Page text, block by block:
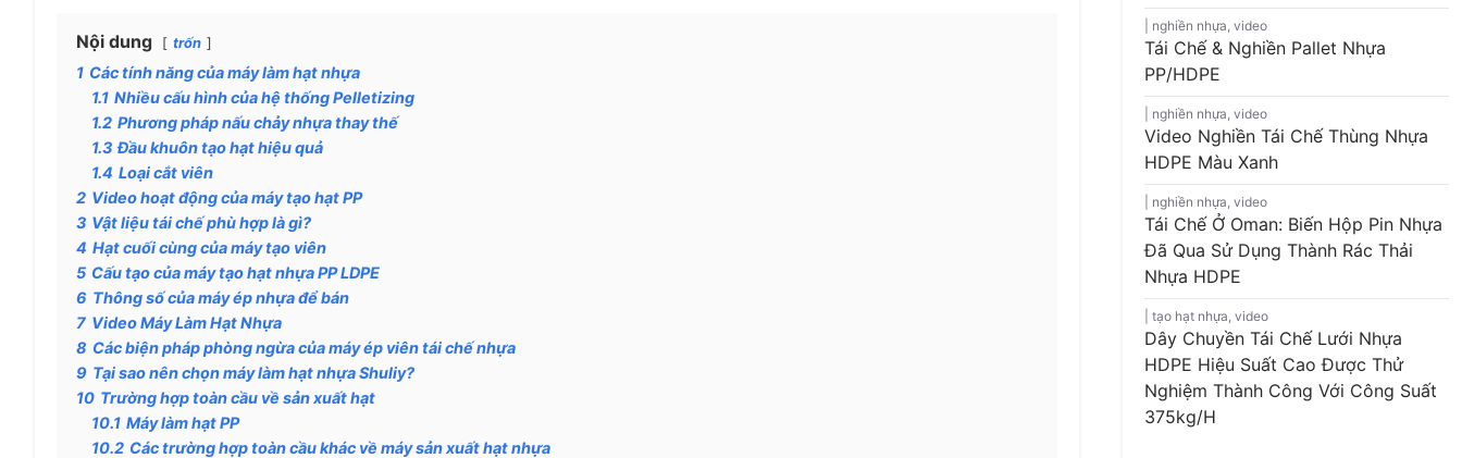
Nội dung trốn
1 Các tính năng của máy làm hạt nhựa
1.1 Nhiều cấu hình của hệ thống Pelletizing
1.2 Phương pháp nấu chảy nhựa thay thế
1.3 Đầu khuôn tạo hạt hiệu quả
1.4 Loại cắt viên
2 Video hoạt động của máy tạo hạt PP
3 Vật liệu tái chế phù hợp là gì?
4 Hạt cuối cùng của máy tạo viên
5 Cấu tạo của máy tạo hạt nhựa PP LDPE
6 Thông số của máy ép nhựa để bán
7 Video Máy Làm Hạt Nhựa
8 Các biện pháp phòng ngừa của máy ép viên tái chế nhựa
9 Tại sao nên chọn máy làm hạt nhựa Shuliy?
10 Trường hợp toàn cầu về sản xuất hạt
10.1 Máy làm hạt PP
10.2 Các trường hợp toàn cầu khác về máy sản xuất hạt nhựa
nghiền nhựa, video
Tái Chế & Nghiền Pallet Nhựa
PP/HDPE
nghiền nhựa, video
Video Nghiền Tái Chế Thùng Nhựa
HDPE Màu Xanh
nghiền nhựa, video
Tái Chế Ở Oman: Biến Hộp Pin Nhựa
Đã Qua Sử Dụng Thành Rác Thải
Nhựa HDPE
tạo hạt nhựa, video
Dây Chuyền Tái Chế Lưới Nhựa
HDPE Hiệu Suất Cao Được Thử
Nghiệm Thành Công Với Công Suất
375kg/h